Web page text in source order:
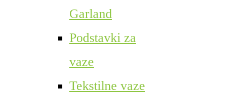
Garland
Podstavki za
vaze
Tekstilne vaze